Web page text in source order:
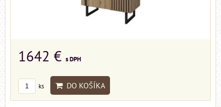
1642 € s DPH
ks DO KOŠÍKA